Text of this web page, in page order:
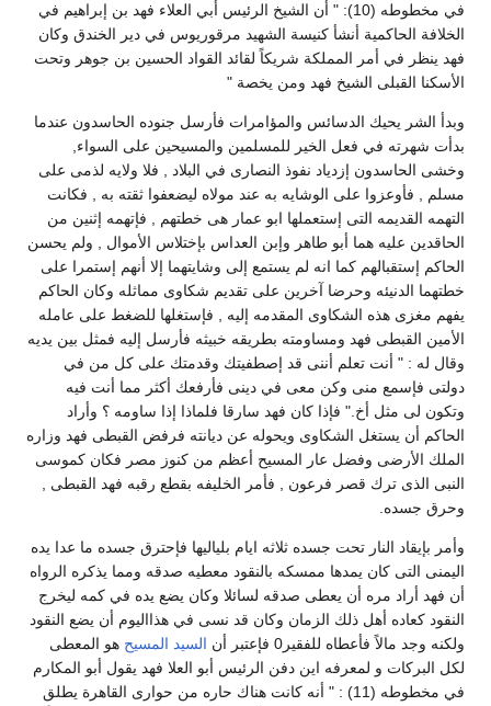
في مخطوطه (10): " أن الشيخ الرئيس أبي العلاء فهد بن إبراهيم في
الخلافة الحاكمية أنشأ كنيسة الشهيد مرقوريوس في دير الخندق وكان
فهد ينظر في أمر المملكة شريكاً لقائد القواد الحسين بن جوهر وتحت
الأسكنا القبلى الشيخ فهد ومن يخصة "
وبدأ الشر يحيك الدسائس والمؤامرات فأرسل جنوده الحاسدون عندما
بدأت شهرته في فعل الخير للمسلمين والمسيحين على السواء,
وخشى الحاسدون إزدياد نفوذ النصارى في البلاد , فلا ولايه لذمى على
مسلم , فأوعزوا على الوشايه به عند مولاه ليضعفوا ثقته به , فكانت
التهمه القديمه التى إستعملها ابو عمار هى خطتهم , فإتهمه إثنين من
الحاقدين عليه هما أبو طاهر وإبن العداس بإختلاس الأموال , ولم يحسن
الحاكم إستقبالهم كما انه لم يستمع إلى وشايتهما إلا أنهم إستمرا على
خطتهما الدنيئه وحرضا آخرين على تقديم شكاوى مماثله وكان الحاكم
يفهم مغزى هذه الشكاوى المقدمه إليه , فإستغلها للضغط على عامله
الأمين القبطى فهد ومساومته بطريقه خبيثه فأرسل إليه فمثل بين يديه
وقال له : " أنت تعلم أننى قد إصطفيتك وقدمتك على كل من في
دولتى فإسمع منى وكن معى في دينى فأرفعك أكثر مما أنت فيه
وتكون لى مثل أخ." فإذا كان فهد سارقا فلماذا إذا ساومه ؟ وأراد
الحاكم أن يستغل الشكاوى ويحوله عن ديانته فرفض القبطى فهد وزاره
الملك الأرضى وفضل عار المسيح أعظم من كنوز مصر فكان كموسى
النبى الذى ترك قصر فرعون , فأمر الخليفه بقطع رقبه فهد القبطى ,
وحرق جسده.
وأمر بإيقاد النار تحت جسده ثلاثه ايام بلياليها فإحترق جسده ما عدا يده
اليمنى التى كان يمدها ممسكه بالنقود معطيه صدقه ومما يذكره الرواه
أن فهد أراد مره أن يعطى صدقه لسائلا وكان يضع يده في كمه ليخرج
النقود كعاده أهل ذلك الزمان وكان قد نسى في هذااليوم أن يضع النقود
ولكنه وجد مالاً فأعطاه للفقير0 فإعتبر أن
السيد المسيح هو المعطى
لكل البركات و لمعرفه اين دفن الرئيس أبو العلا فهد يقول أبو المكارم
في مخطوطه (11) : " أنه كانت هناك حاره من حوارى القاهرة يطلق